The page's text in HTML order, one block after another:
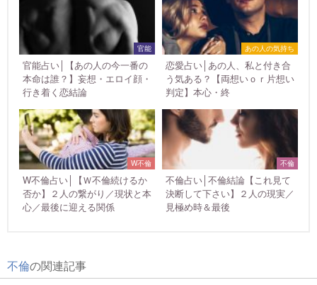
官能
官能占い│【あの人の今一番の
本命は誰？】妄想・エロイ顔・
行き着く恋結論
あの人の気持ち
恋愛占い│あの人、私と付き合
う気ある？【両想いｏｒ片想い
判定】本心・終
W不倫
W不倫占い│【Ｗ不倫続けるか
否か】２人の繋がり／現状と本
心／最後に迎える関係
不倫
不倫占い│不倫結論【これ見て
決断して下さい】２人の現実／
見極め時＆最後
不倫の関連記事